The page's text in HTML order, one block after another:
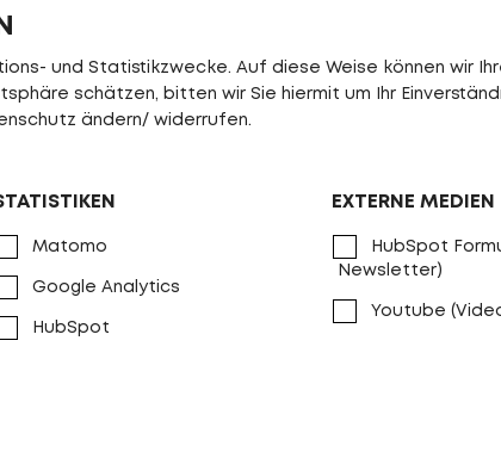
Backfire R2000 EQ
und Statistikzwecke. Auf diese Weise können wir
schätzen, bitten wir Sie hiermit um Ihr
ändern/ widerrufen.
Matomo
Google Analytics
HubSpot
EXTERNE MEDIEN
HubSpot
Newsletter)
Youtube